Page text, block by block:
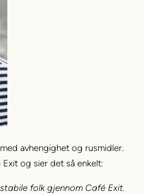
avhengighet og rusmidler.
og sier det så enkelt:
folk gjennom Café Exit.